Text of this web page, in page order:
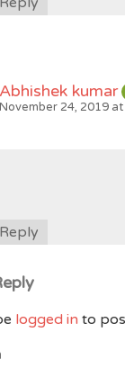
Abhishek kumar
November 24, 2019 at
logged in to